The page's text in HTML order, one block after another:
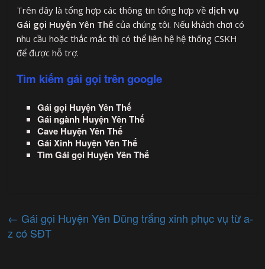
Trên đây là tổng hợp các thông tin tổng hợp về dịch vụ
Gái gọi Huyện Yên Thế của chúng tôi. Nếu khách chơi có
nhu cầu hoặc thắc mắc thì có thể liên hệ hệ thống CSKH
để được hỗ trợ.
Tìm kiếm gái gọi trên google
Gái gọi Huyện Yên Thế
Gái ngành Huyện Yên Thế
Cave Huyện Yên Thế
Gái Xinh Huyện Yên Thế
Tìm Gái gọi Huyện Yên Thế
← Gái gọi Huyện Yên Dũng trắng xinh phục vụ từ a-
z có SĐT